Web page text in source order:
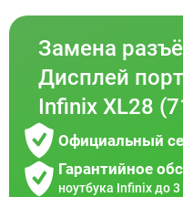
Замена
Дисплей
Infinix XL28
Официальный
Гарантийное
ноутбука Infinix до 3